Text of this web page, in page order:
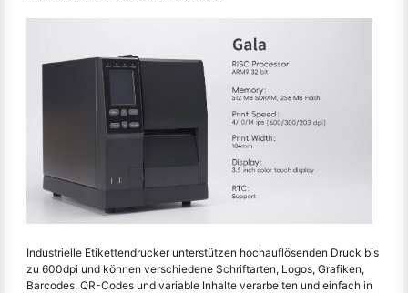
Industrielle Etikettendrucker unterstützen hochauflösenden Druck bis
zu 600dpi und können verschiedene Schriftarten, Logos, Grafiken,
Barcodes, QR-Codes und variable Inhalte verarbeiten und einfach in